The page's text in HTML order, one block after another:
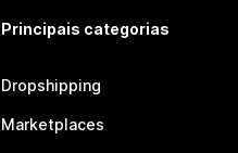
Principais categorias
Dropshipping
Marketplaces